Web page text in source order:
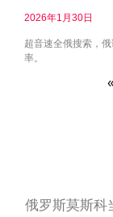
2026年1月30日
超音速全俄搜索，
率。
俄罗斯莫斯科